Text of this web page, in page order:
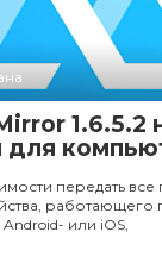
1.6.5.2
для
передать
работающего
или iOS,